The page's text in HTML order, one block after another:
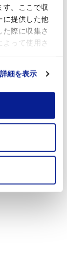
。ここで収
に提供した他
際に収集さ
って使用さ
詳細を表示